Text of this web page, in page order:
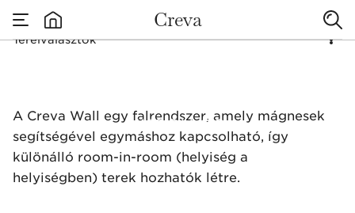
Creva
Térelválasztók
Térelválasztók
A Creva Wall egy falrendszer, amely mágnesek
segítségével egymáshoz kapcsolható, így
különálló room-in-room (helyiség a
helyiségben) terek hozhatók létre.